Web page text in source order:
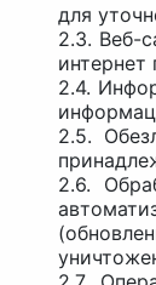
для
2.3. Веб-
интернет
2.4.
2.5.
2.6.